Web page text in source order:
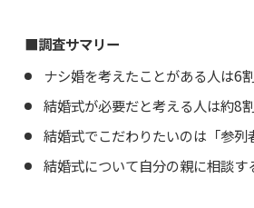
■調査サマリー
ナシ婚を考えたことがある人は6
結婚式が必要だと考える人は約8
結婚式でこだわりたいのは「参
結婚式について自分の親に相談す